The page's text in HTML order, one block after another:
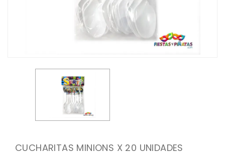
CUCHARITAS MINIONS X 20 UNIDADES